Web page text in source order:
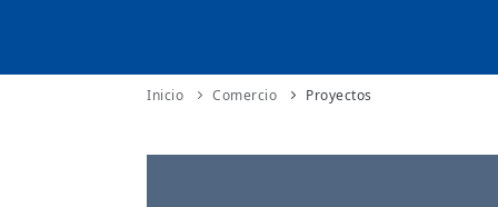
INTERNACIONALIZACIÓN
Inicio Comercio Proyectos